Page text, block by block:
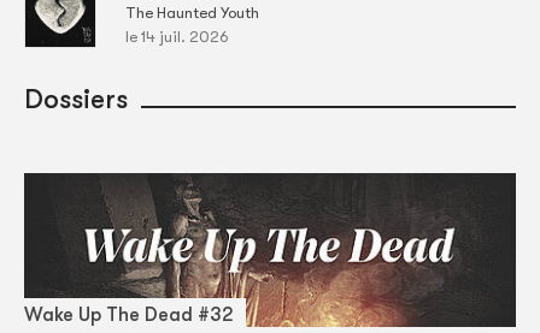
The Haunted Youth
le 14 juil. 2026
Dossiers
Wake Up The Dead #32